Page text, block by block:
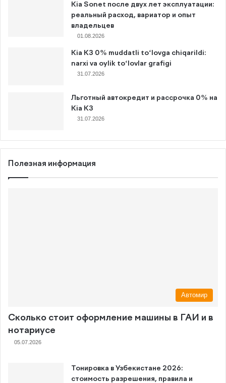
Kia Sonet после двух лет эксплуатации:
реальный расход, вариатор и опыт
владельцев
01.08.2026
Kia K3 0% muddatli to‘lovga chiqarildi:
narxi va oylik to‘lovlar grafigi
31.07.2026
Льготный автокредит и рассрочка 0% на
Kia K3
31.07.2026
Полезная информация
Автомир
Сколько стоит оформление машины в ГАИ и в
нотариусе
05.07.2026
Тонировка в Узбекистане 2026:
стоимость разрешения, правила и